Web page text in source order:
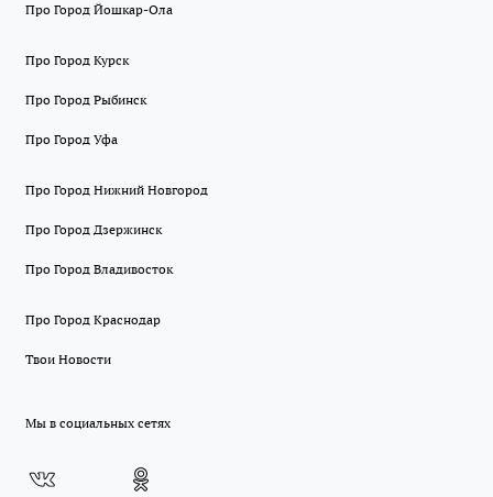
Про Город Йошкар-Ола
Про Город Курск
Про Город Рыбинск
Про Город Уфа
Про Город Нижний Новгород
Про Город Дзержинск
Про Город Владивосток
Про Город Краснодар
Твои Новости
Мы в социальных сетях